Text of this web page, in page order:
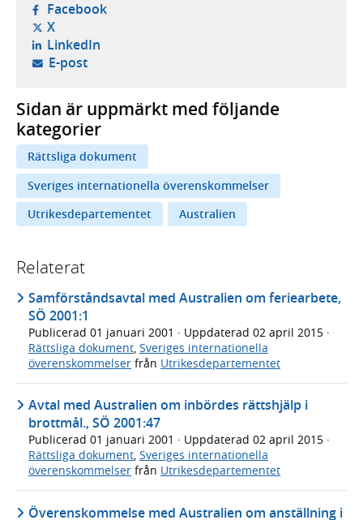
Facebook- öppnas i ny flik, extern webbplats,
X- öppnas i ny flik, extern webbplats,
LinkedIn- öppnas i ny flik, extern webbplats,
E-post- öppnar din e-postklient,
Sidan är uppmärkt med följande
kategorier
Rättsliga dokument
Sveriges internationella överenskommelser
Utrikesdepartementet
Australien
Relaterat
Samförståndsavtal med Australien om feriearbete,
SÖ 2001:1
Publicerad 01 januari 2001 · Uppdaterad 02 april 2015 ·
Rättsliga dokument Sveriges internationella
överenskommelser från Utrikesdepartementet
Avtal med Australien om inbördes rättshjälp i
brottmål., SÖ 2001:47
Publicerad 01 januari 2001 · Uppdaterad 02 april 2015 ·
Rättsliga dokument, Sveriges internationella
överenskommelser från Utrikesdepartementet
Överenskommelse med Australien om anställning i